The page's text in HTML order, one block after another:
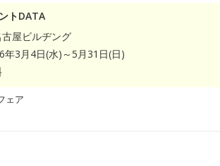
トDATA
古屋ビルヂング
年3月4日(水)～5月31日(日)
ェア